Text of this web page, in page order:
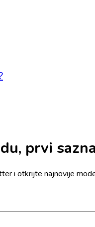
prvi
i otkrijte najnovije